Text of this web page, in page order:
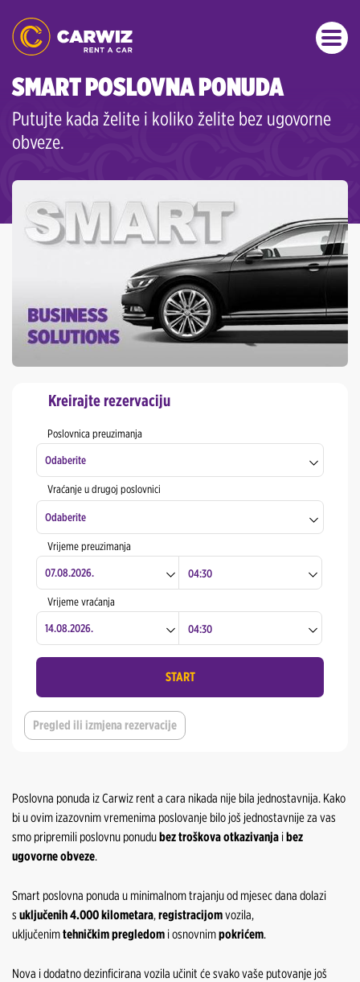
SMART POSLOVNA PONUDA
Putujte kada želite i koliko želite bez ugovorne
obveze.
Kreirajte rezervaciju
Poslovnica preuzimanja
Odaberite
Banja Luka Aerodrom
Banja Luka Grad
Bihać Grad
Gradačac Grad
Mostar Aerodrom
Sarajevo Aerodrom
Sarajevo Grad
Šamac Grad
Tuzla Aerodrom
Vraćanje u drugoj poslovnici
Odaberite
Banja Luka Aerodrom
Banja Luka Grad
Gradiška Grad
Mostar Grad
Sarajevo Aerodrom
Šamac Grad
Vrijeme preuzimanja
Vrijeme vraćanja
START
Pregled ili izmjena rezervacije
Poslovna ponuda iz Carwiz rent a cara nikada nije bila jednostavnija. Kako
bi u ovim izazovnim vremenima poslovanje bilo još jednostavnije za vas
smo pripremili poslovnu ponudubez troškova otkazivanja ibez
ugovorne obveze.
Smart poslovna ponuda u minimalnom trajanju od mjesec dana dolazi
s uključenih 4.000 kilometara,registracijomvozila,
uključenimtehničkim pregledom i osnovnimpokrićem.
Nova i dodatno dezinficirana vozila učinit će svako vaše putovanje još